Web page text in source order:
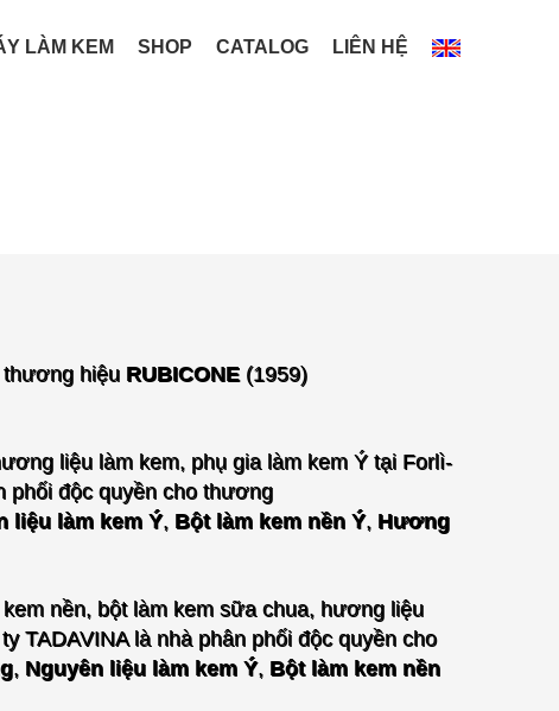
LÀM KEM SHOP CATALOG LIÊN HỆ
thương hiệu RUBICONE (1959)
liệu làm kem, phụ gia làm kem Ý tại Forlì-
phối độc quyền cho thương
liệu làm kem Ý, Bột làm kem nền Ý, Hương
nền, bột làm kem sữa chua, hương liệu
TADAVINA là nhà phân phối độc quyền cho
, Nguyên liệu làm kem Ý, Bột làm kem nền